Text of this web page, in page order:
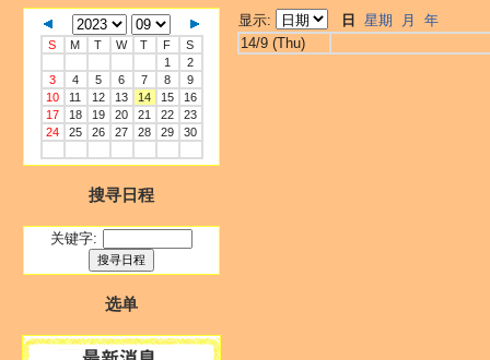
S M T W T F
S
1
2
3
4 5 6 7 8
9
10
11 12 13 14 15
16
17
18 19 20 21 22
23
24
25 26 27 28 29 30
搜寻日程
关键字:
选单
显示: 日 星期 月
年
14/9 (Thu)